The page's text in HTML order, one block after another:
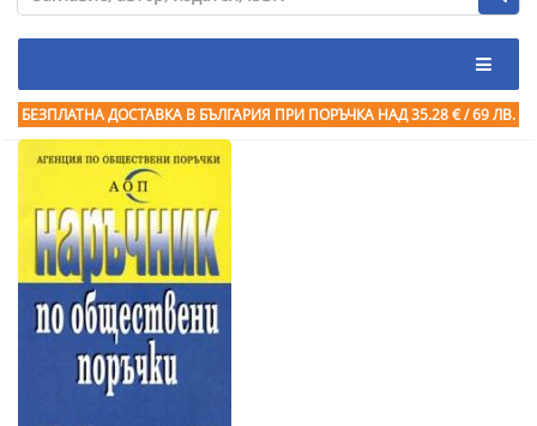
БЕЗПЛАТНА ДОСТАВКА В БЪЛГАРИЯ ПРИ ПОРЪЧКА НАД 35.28 € / 69 ЛВ.